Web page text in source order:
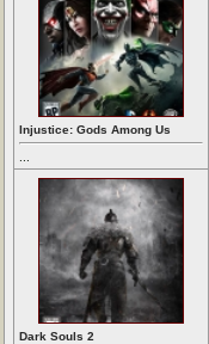
Injustice: Gods Among Us
Dark Souls 2